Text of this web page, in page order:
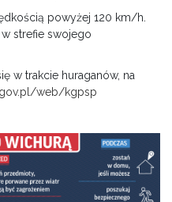
powyżej 120 km/h.
strefie swojego
w trakcie huraganów, na
web/kgpsp